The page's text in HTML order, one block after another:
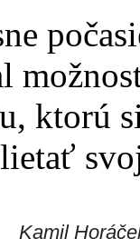
ktorú
Kamil